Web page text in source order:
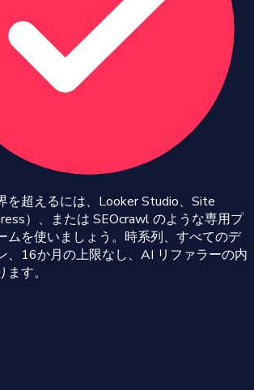
を超えるには、Looker Studio、Site
）、または SEOcrawl のような専用プ
ムを使いましょう。時系列、すべてのデ
、16か月の上限なし、AI リファラーの内
す。